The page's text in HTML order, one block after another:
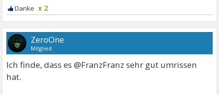
x 2
ZeroOne
Mitglied
Ich finde, dass es @FranzFranz sehr gut umrissen
hat.